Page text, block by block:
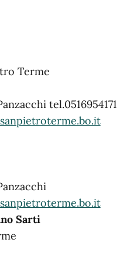
Terme
tel.0516954171
Sarti